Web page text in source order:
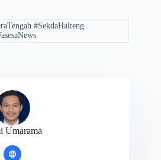
#SekdaHalteng
Umarama